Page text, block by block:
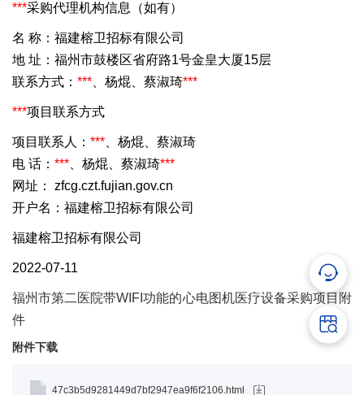
***采购代理机构信息（如有）
名 称：福建榕卫招标有限公司
地 址：福州市鼓楼区省府路1号金皇大厦15层
联系方式： *** 、杨焜、蔡淑琦***
***项目联系方式
项目联系人： *** 、杨焜、蔡淑琦
电 话： *** 、杨焜、蔡淑琦***
网址： zfcg.czt.fujian.gov.cn
开户名：福建榕卫招标有限公司
福建榕卫招标有限公司
2022-07-11
福州市第二医院带WIFI功能的心电图机医疗设备采购项目附
件
附件下载
47c3b5d9281449d7bf2947ea9f6f2106.html